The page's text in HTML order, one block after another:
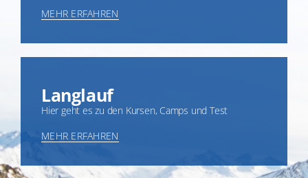
MEHR ERFAHREN
Langlauf
Hier geht es zu den Kursen, Camps und Test
MEHR ERFAHREN